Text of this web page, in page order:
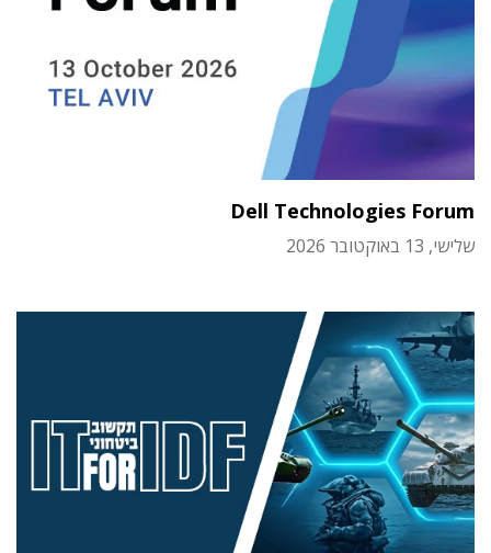
Dell Technologies Forum
שלישי, 13 באוקטובר 2026